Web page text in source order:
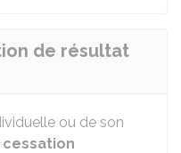
de résultat
ou de son
cessation